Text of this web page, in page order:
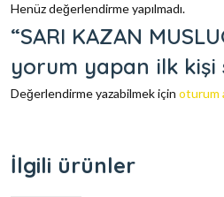
Henüz değerlendirme yapılmadı.
“SARI KAZAN
yorum yapan ilk kişi
Değerlendirme yazabilmek için oturum
İlgili ürünler